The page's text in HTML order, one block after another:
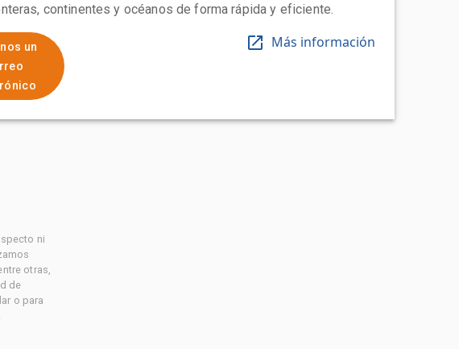
continentes y océanos de forma rápida y eficiente.
un
Más información
ni
otras,
de
o para